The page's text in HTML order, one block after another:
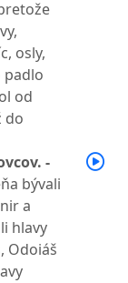
osly,
padlo
od
do
-
bývali
a
hlavy
Odoiáš